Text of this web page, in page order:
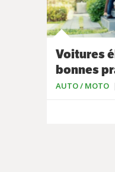
Voitures
bonnes
AUTO / MOTO